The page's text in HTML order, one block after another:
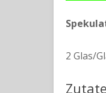
2 Glas/